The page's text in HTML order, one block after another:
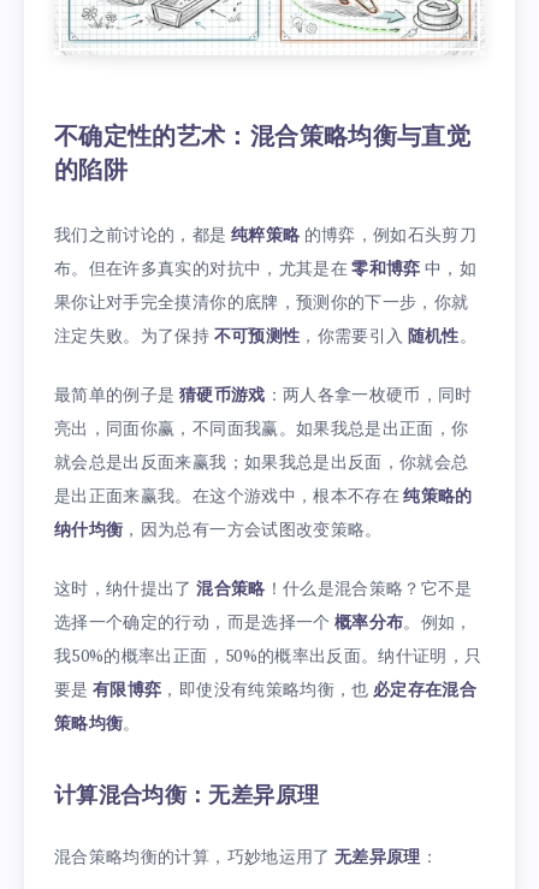
不确定性的艺术：混合策略均衡与直觉
的陷阱
我们之前讨论的，都是 纯粹策略 的博弈，例如石头剪刀
布。但在许多真实的对抗中，尤其是在零和博弈 中，如
果你让对手完全摸清你的底牌，预测你的下一步，你就
注定失败。为了保持 不可预测性 ，你需要引入 随机性。
最简单的例子是 猜硬币游戏 ：两人各拿一枚硬币，同时
亮出，同面你赢，不同面我赢。如果我总是出正面，你
就会总是出反面来赢我；如果我总是出反面，你就会总
是出正面来赢我。在这个游戏中，根本不存在纯策略的
纳什均衡 ，因为总有一方会试图改变策略。
这时，纳什提出了混合策略 ！什么是混合策略？它不是
选择一个确定的行动，而是选择一个 概率分布。例如，
我50%的概率出正面，50%的概率出反面。纳什证明，只
要是有限博弈 ，即使没有纯策略均衡，也必定存在混合
策略均衡。
计算混合均衡：无差异原理
混合策略均衡的计算，巧妙地运用了 无差异原理 ：